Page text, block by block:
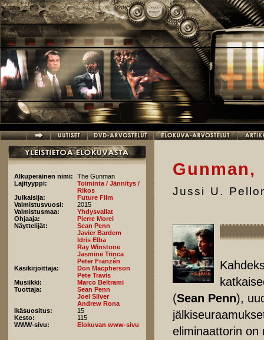
Hyppää pääsisältöön
Alkuperäinen nimi:
The Gunman
Lajityyppi:
Toiminta / Jännitys /
Rikos
Julkaisija:
Future Film
Valmistusvuosi:
2015
Valmistusmaa:
Yhdysvallat
Ohjaaja:
Pierre Morel
Näyttelijät:
Sean Penn
Javier Bardem
Idris Elba
Ray Winstone
Jasmine Trinca
Peter Franzén
Käsikirjoittaja:
Don Macpherson
Pete Travis
Musiikki:
Marco Beltrami
Tuottaja:
Sean Penn
Joel Silver
Andrew Rona
Ikäsuositus:
15
Kesto:
115
WWW-sivu:
Elokuvan www-sivu
Gunman,
Jussi U.
(Sean Penn),
eliminaattorin on